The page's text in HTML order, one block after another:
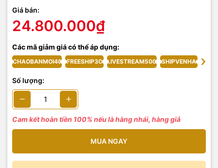
Giá bán:
24.800.000₫
Các mã giảm giá có thể áp dụng:
CHAOBANMOI40 FREESHIP30 LIVESTREAM500 SHIPVENHA
Số lượng:
Cam kết hoàn tiền 100% nếu là hàng nhái, hàng giả
MUA NGAY